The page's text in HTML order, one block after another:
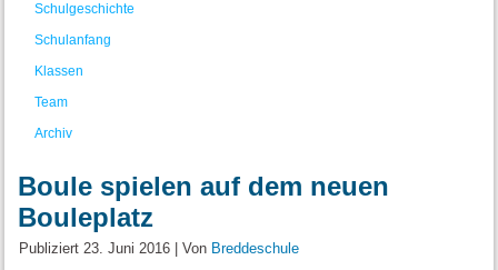
Schulgeschichte
Schulanfang
Klassen
Team
Archiv
Boule spielen auf dem neuen
Bouleplatz
Publiziert 23. Juni 2016 |Von Breddeschule